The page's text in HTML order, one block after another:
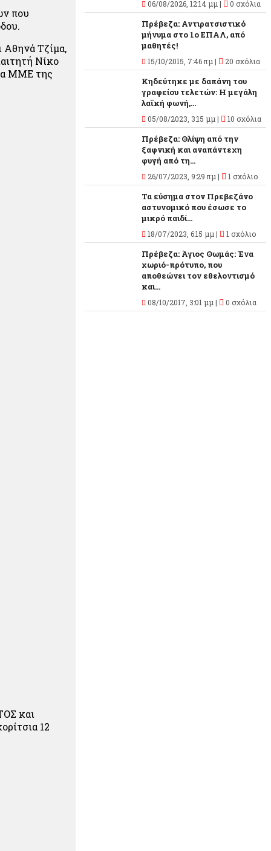
που
Αθηνά Τζίμα,
Νίκο
ΜΜΕ της
και
12
06/08/2026, 12:14 μμ | 0 σχόλια
Πρέβεζα: Αντιρατσιστικό
μήνυμα στο 1ο ΕΠΑΛ, από
μαθητές!
15/10/2015, 7:46 πμ | 20 σχόλια
Κηδεύτηκε με δαπάνη του
γραφείου τελετών: Η μεγάλη
λαϊκή φωνή,...
05/08/2023, 3:15 μμ | 10 σχόλια
Πρέβεζα: Θλίψη από την
ξαφνική και αναπάντεχη
φυγή από τη...
26/07/2023, 9:29 πμ | 1 σχόλιο
Τα εύσημα στον Πρεβεζάνο
αστυνομικό που έσωσε το
μικρό παιδί...
18/07/2023, 6:15 μμ | 1 σχόλιο
Πρέβεζα: Άγιος Θωμάς: Ένα
χωριό-πρότυπο, που
αποθεώνει τον εθελοντισμό
και...
08/10/2017, 3:01 μμ | 0 σχόλια